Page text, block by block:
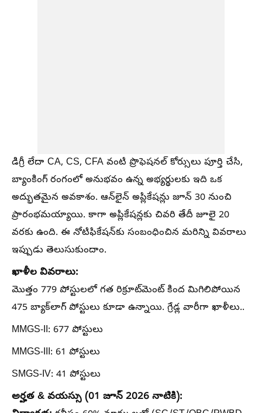
డిగ్రీ లేదా CA, CS, CFA వంటి ప్రొఫెషనల్ కోర్సులు పూర్తి చేసి,
బ్యాంకింగ్ రంగంలో అనుభవం ఉన్న అభ్యర్థులకు ఇది ఒక
అద్భుతమైన అవకాశం. ఆన్‌లైన్ అప్లికేషన్లు జూన్ 30 నుంచి
ప్రారంభమయ్యాయి. కాగా అప్లికేషన్లకు చివరి తేదీ జూలై 20
వరకు ఉంది. ఈ నోటిఫికేషన్‌కు సంబంధించిన మరిన్ని వివరాలు
ఇప్పుడు తెలుసుకుందాం.
ఖాళీల వివరాలు:
మొత్తం 779 పోస్టులలో గత రిక్రూట్‌మెంట్ కింద మిగిలిపోయిన
475 బ్యాక్‌లాగ్ పోస్టులు కూడా ఉన్నాయి. గ్రేడ్ల వారీగా ఖాళీలు..
MMGS-II: 677 పోస్టులు
MMGS-III: 61 పోస్టులు
SMGS-IV: 41 పోస్టులు
అర్హత & వయస్సు (01 జూన్ 2026 నాటికి):